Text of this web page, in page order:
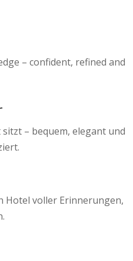
– confident, refined and
– bequem, elegant und
Hotel voller Erinnerungen,